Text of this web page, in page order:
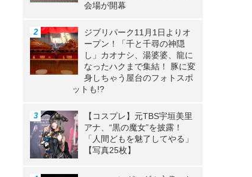
会場が開幕
ジブリパーク11月1日よりオ
ープン！「千と千尋の神隠
し」カオナシ、湯婆婆、龍に
なったハクまで集結！ 豚に変
身しちゃう屋台のフォトスポ
ットも!?
【コスプレ】元TBS宇垣美里
アナ、“黒の魔女”を披露！
「人間どもを魅了してやる」
【写真25枚】